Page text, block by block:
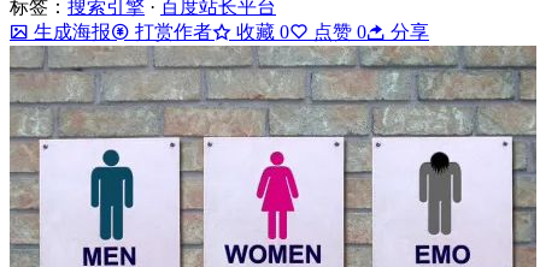
标签： 搜索引擎 · 百度站长平台
生成海报
打赏作者 收藏 0 点赞 0 分享